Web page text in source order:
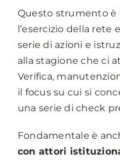
Questo strumento
l’esercizio della rete
serie di azioni e
alla stagione che ci
Verifica,
il focus su cui si
una serie di check
Fondamentale è
con attori